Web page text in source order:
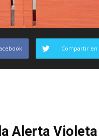
Compartir
Alerta